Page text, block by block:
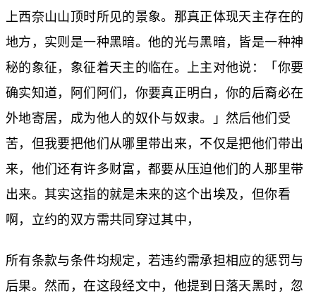
上西奈山山顶时所见的景象。那真正体现天主存在的
地方，实则是一种黑暗。他的光与黑暗，皆是一种神
秘的象征，象征着天主的临在。上主对他说：「你要
确实知道，阿们阿们，你要真正明白，你的后裔必在
外地寄居，成为他人的奴仆与奴隶。」然后他们受
苦，但我要把他们从哪里带出来，不仅是把他们带出
来，他们还有许多财富，都要从压迫他们的人那里带
出来。其实这指的就是未来的这个出埃及，但你看
啊，立约的双方需共同穿过其中，
所有条款与条件均规定，若违约需承担相应的惩罚与
后果。然而，在这段经文中，他提到日落天黑时，忽